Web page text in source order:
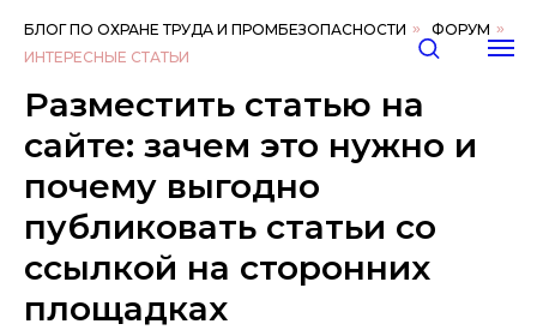
БЛОГ ПО ОХРАНЕ ТРУДА И ПРОМБЕЗОПАСНОСТИ » ФОРУМ »
ИНТЕРЕСНЫЕ СТАТЬИ
Разместить статью на
сайте: зачем это нужно и
почему выгодно
публиковать статьи со
ссылкой на сторонних
площадках